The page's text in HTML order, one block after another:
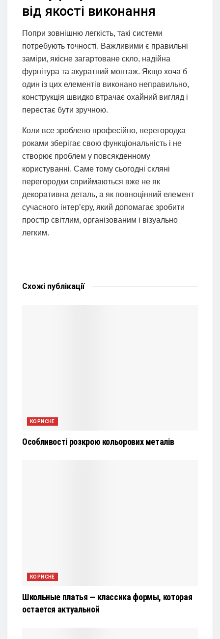
від якості виконання
Попри зовнішню легкість, такі системи
потребують точності. Важливими є правильні
заміри, якісне загартоване скло, надійна
фурнітура та акуратний монтаж. Якщо хоча б
один із цих елементів виконано неправильно,
конструкція швидко втрачає охайний вигляд і
перестає бути зручною.
Коли все зроблено професійно, перегородка
роками зберігає свою функціональність і не
створює проблем у повсякденному
користуванні. Саме тому сьогодні скляні
перегородки сприймаються вже не як
декоративна деталь, а як повноцінний елемент
сучасного інтер’єру, який допомагає зробити
простір світлим, організованим і візуально
легким.
Схожі публікації
КОРИСНЕ
Особливості розкрою кольорових металів
КОРИСНЕ
Школьные платья — классика формы, которая
остается актуальной